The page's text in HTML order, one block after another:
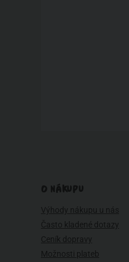
O NÁKUPU
Výhody nákupu u nás
Často kladené dotazy
Ceník dopravy
Možnosti plateb